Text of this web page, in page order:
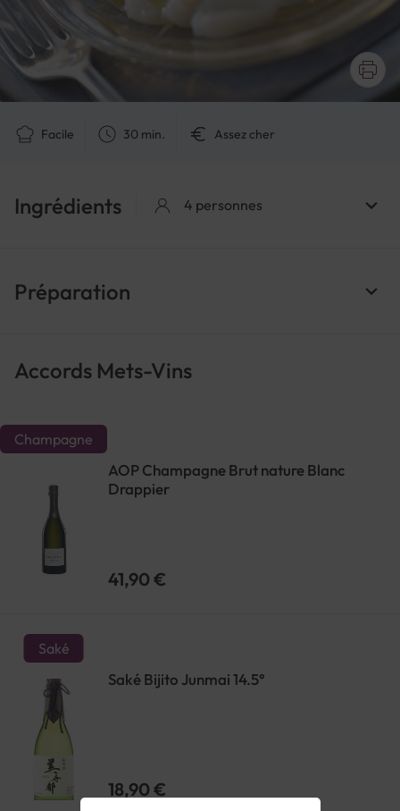
Facile 30 min. Assez cher
Ingrédients 4 personnes
Préparation
Accords Mets-Vins
Champagne
AOP Champagne Brut nature Blanc
Drappier
41,90 €
Saké
Saké Bijito Junmai 14.5°
18,90 €